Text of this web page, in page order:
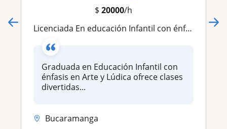
$ 20000/h
Licenciada En educación Infantil con énfasis en Arte y Lúdica
Graduada en Educación Infantil con
énfasis en Arte y Lúdica ofrece clases
divertidas...
Bucaramanga